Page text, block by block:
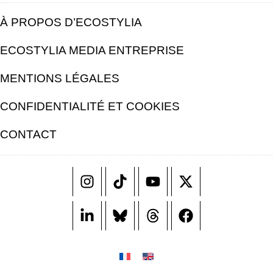
À PROPOS D’ECOSTYLIA
ECOSTYLIA MEDIA ENTREPRISE
MENTIONS LÉGALES
CONFIDENTIALITÉ ET COOKIES
CONTACT